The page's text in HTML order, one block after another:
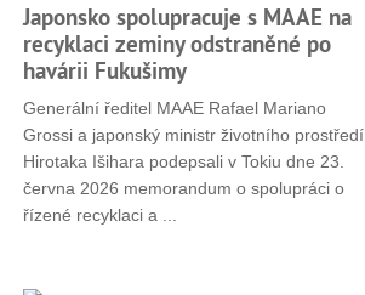
Japonsko spolupracuje s MAAE na
recyklaci zeminy odstraněné po
havárii Fukušimy
Generální ředitel MAAE Rafael Mariano
Grossi a japonský ministr životního prostředí
Hirotaka Išihara podepsali v Tokiu dne 23.
června 2026 memorandum o spolupráci o
řízené recyklaci a ...